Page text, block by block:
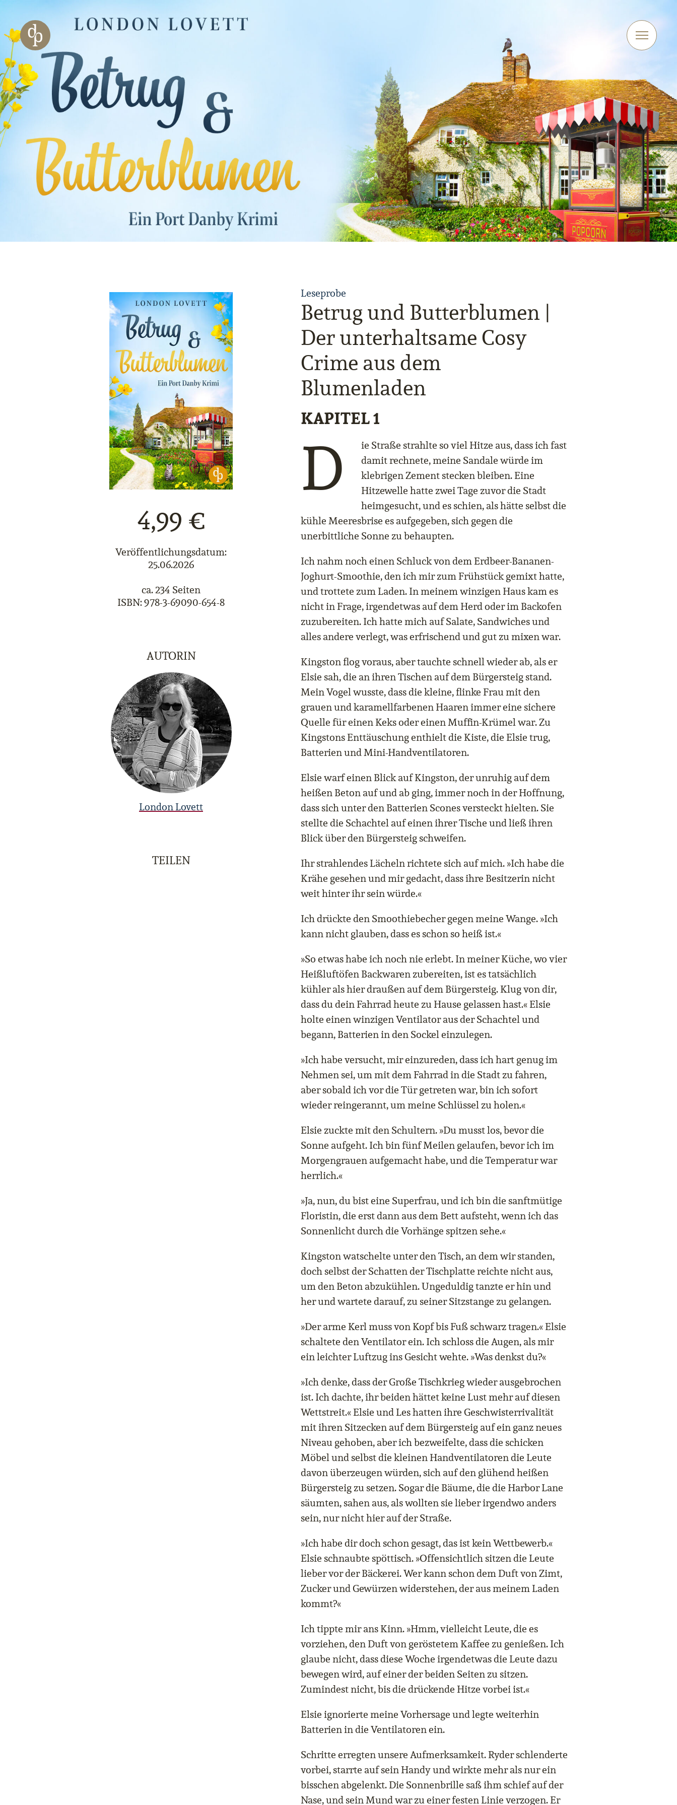
Zur Navigation springen
Zur Website-Suche springen
4,99 €
Veröffentlichungsdatum:
25.06.2026
ca. 234 Seiten
ISBN: 978-3-69090-654-8
AUTORIN
London Lovett
TEILEN
Leseprobe
Betrug und Butterblumen |
Der unterhaltsame Cosy
Crime aus dem
Blumenladen
KAPITEL 1
D
ie Straße strahlte so viel Hitze aus, dass ich fast
damit rechnete, meine Sandale würde im
klebrigen Zement stecken bleiben. Eine
Hitzewelle hatte zwei Tage zuvor die Stadt
heimgesucht, und es schien, als hätte selbst die
kühle Meeresbrise es aufgegeben, sich gegen die
unerbittliche Sonne zu behaupten.
Ich nahm noch einen Schluck von dem Erdbeer-Bananen-
Joghurt-Smoothie, den ich mir zum Frühstück gemixt hatte,
und trottete zum Laden. In meinem winzigen Haus kam es
nicht in Frage, irgendetwas auf dem Herd oder im Backofen
zuzubereiten. Ich hatte mich auf Salate, Sandwiches und
alles andere verlegt, was erfrischend und gut zu mixen war.
Kingston flog voraus, aber tauchte schnell wieder ab, als er
Elsie sah, die an ihren Tischen auf dem Bürgersteig stand.
Mein Vogel wusste, dass die kleine, flinke Frau mit den
grauen und karamellfarbenen Haaren immer eine sichere
Quelle für einen Keks oder einen Muffin-Krümel war. Zu
Kingstons Enttäuschung enthielt die Kiste, die Elsie trug,
Batterien und Mini-Handventilatoren.
Elsie warf einen Blick auf Kingston, der unruhig auf dem
heißen Beton auf und ab ging, immer noch in der Hoffnung,
dass sich unter den Batterien Scones versteckt hielten. Sie
stellte die Schachtel auf einen ihrer Tische und ließ ihren
Blick über den Bürgersteig schweifen.
Ihr strahlendes Lächeln richtete sich auf mich. »Ich habe die
Krähe gesehen und mir gedacht, dass ihre Besitzerin nicht
weit hinter ihr sein würde.«
Ich drückte den Smoothiebecher gegen meine Wange. »Ich
kann nicht glauben, dass es schon so heiß ist.«
»So etwas habe ich noch nie erlebt. In meiner Küche, wo vier
Heißluftöfen Backwaren zubereiten, ist es tatsächlich
kühler als hier draußen auf dem Bürgersteig. Klug von dir,
dass du dein Fahrrad heute zu Hause gelassen hast.« Elsie
holte einen winzigen Ventilator aus der Schachtel und
begann, Batterien in den Sockel einzulegen.
»Ich habe versucht, mir einzureden, dass ich hart genug im
Nehmen sei, um mit dem Fahrrad in die Stadt zu fahren,
aber sobald ich vor die Tür getreten war, bin ich sofort
wieder reingerannt, um meine Schlüssel zu holen.«
Elsie zuckte mit den Schultern. »Du musst los, bevor die
Sonne aufgeht. Ich bin fünf Meilen gelaufen, bevor ich im
Morgengrauen aufgemacht habe, und die Temperatur war
herrlich.«
»Ja, nun, du bist eine Superfrau, und ich bin die sanftmütige
Floristin, die erst dann aus dem Bett aufsteht, wenn ich das
Sonnenlicht durch die Vorhänge spitzen sehe.«
Kingston watschelte unter den Tisch, an dem wir standen,
doch selbst der Schatten der Tischplatte reichte nicht aus,
um den Beton abzukühlen. Ungeduldig tanzte er hin und
her und wartete darauf, zu seiner Sitzstange zu gelangen.
»Der arme Kerl muss von Kopf bis Fuß schwarz tragen.« Elsie
schaltete den Ventilator ein. Ich schloss die Augen, als mir
ein leichter Luftzug ins Gesicht wehte. »Was denkst du?«
»Ich denke, dass der Große Tischkrieg wieder ausgebrochen
ist. Ich dachte, ihr beiden hättet keine Lust mehr auf diesen
Wettstreit.« Elsie und Les hatten ihre Geschwisterrivalität
mit ihren Sitzecken auf dem Bürgersteig auf ein ganz neues
Niveau gehoben, aber ich bezweifelte, dass die schicken
Möbel und selbst die kleinen Handventilatoren die Leute
davon überzeugen würden, sich auf den glühend heißen
Bürgersteig zu setzen. Sogar die Bäume, die die Harbor Lane
säumten, sahen aus, als wollten sie lieber irgendwo anders
sein, nur nicht hier auf der Straße.
»Ich habe dir doch schon gesagt, das ist kein Wettbewerb.«
Elsie schnaubte spöttisch. »Offensichtlich sitzen die Leute
lieber vor der Bäckerei. Wer kann schon dem Duft von Zimt,
Zucker und Gewürzen widerstehen, der aus meinem Laden
kommt?«
Ich tippte mir ans Kinn. »Hmm, vielleicht Leute, die es
vorziehen, den Duft von geröstetem Kaffee zu genießen. Ich
glaube nicht, dass diese Woche irgendetwas die Leute dazu
bewegen wird, auf einer der beiden Seiten zu sitzen.
Zumindest nicht, bis die drückende Hitze vorbei ist.«
Elsie ignorierte meine Vorhersage und legte weiterhin
Batterien in die Ventilatoren ein.
Schritte erregten unsere Aufmerksamkeit. Ryder schlenderte
vorbei, starrte auf sein Handy und wirkte mehr als nur ein
bisschen abgelenkt. Die Sonnenbrille saß ihm schief auf der
Nase, und sein Mund war zu einer festen Linie verzogen. Er